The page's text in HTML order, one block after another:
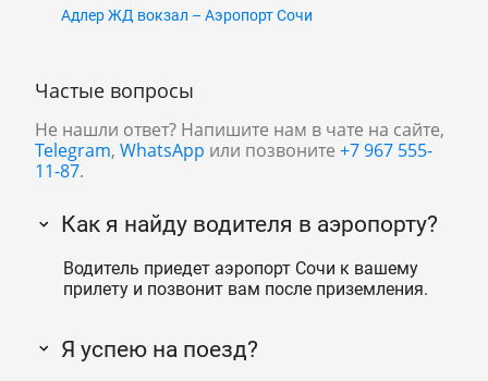
Адлер ЖД вокзал – Аэропорт Сочи
Частые вопросы
Не нашли ответ? Напишите нам в чате на сайте,
Telegram, WhatsApp или позвоните +7 967 555-
11-87.
Как я найду водителя в аэропорту?
Водитель приедет аэропорт Сочи к вашему
прилету и позвонит вам после приземления.
Я успею на поезд?